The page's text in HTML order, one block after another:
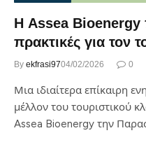
Η Assea Bioenergy
πρακτικές για τον
By ekfrasi9704/02/2026 0
Μια ιδιαίτερα επίκαιρη
μέλλον του τουριστικού
Assea Bioenergy την